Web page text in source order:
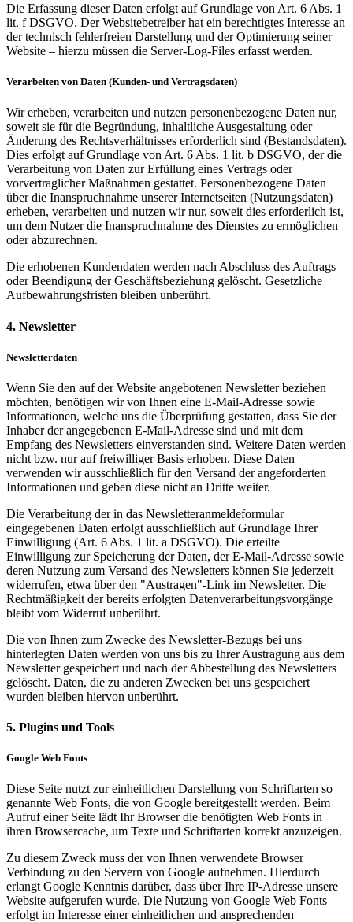
Die Erfassung dieser Daten erfolgt auf Grundlage von Art. 6 Abs. 1
lit. f DSGVO. Der Websitebetreiber hat ein berechtigtes Interesse an
der technisch fehlerfreien Darstellung und der Optimierung seiner
Website – hierzu müssen die Server-Log-Files erfasst werden.
Verarbeiten von Daten (Kunden- und Vertragsdaten)
Wir erheben, verarbeiten und nutzen personenbezogene Daten nur,
soweit sie für die Begründung, inhaltliche Ausgestaltung oder
Änderung des Rechtsverhältnisses erforderlich sind (Bestandsdaten).
Dies erfolgt auf Grundlage von Art. 6 Abs. 1 lit. b DSGVO, der die
Verarbeitung von Daten zur Erfüllung eines Vertrags oder
vorvertraglicher Maßnahmen gestattet. Personenbezogene Daten
über die Inanspruchnahme unserer Internetseiten (Nutzungsdaten)
erheben, verarbeiten und nutzen wir nur, soweit dies erforderlich ist,
um dem Nutzer die Inanspruchnahme des Dienstes zu ermöglichen
oder abzurechnen.
Die erhobenen Kundendaten werden nach Abschluss des Auftrags
oder Beendigung der Geschäftsbeziehung gelöscht. Gesetzliche
Aufbewahrungsfristen bleiben unberührt.
4. Newsletter
Newsletterdaten
Wenn Sie den auf der Website angebotenen Newsletter beziehen
möchten, benötigen wir von Ihnen eine E-Mail-Adresse sowie
Informationen, welche uns die Überprüfung gestatten, dass Sie der
Inhaber der angegebenen E-Mail-Adresse sind und mit dem
Empfang des Newsletters einverstanden sind. Weitere Daten werden
nicht bzw. nur auf freiwilliger Basis erhoben. Diese Daten
verwenden wir ausschließlich für den Versand der angeforderten
Informationen und geben diese nicht an Dritte weiter.
Die Verarbeitung der in das Newsletteranmeldeformular
eingegebenen Daten erfolgt ausschließlich auf Grundlage Ihrer
Einwilligung (Art. 6 Abs. 1 lit. a DSGVO). Die erteilte
Einwilligung zur Speicherung der Daten, der E-Mail-Adresse sowie
deren Nutzung zum Versand des Newsletters können Sie jederzeit
widerrufen, etwa über den "Austragen"-Link im Newsletter. Die
Rechtmäßigkeit der bereits erfolgten Datenverarbeitungsvorgänge
bleibt vom Widerruf unberührt.
Die von Ihnen zum Zwecke des Newsletter-Bezugs bei uns
hinterlegten Daten werden von uns bis zu Ihrer Austragung aus dem
Newsletter gespeichert und nach der Abbestellung des Newsletters
gelöscht. Daten, die zu anderen Zwecken bei uns gespeichert
wurden bleiben hiervon unberührt.
5. Plugins und Tools
Google Web Fonts
Diese Seite nutzt zur einheitlichen Darstellung von Schriftarten so
genannte Web Fonts, die von Google bereitgestellt werden. Beim
Aufruf einer Seite lädt Ihr Browser die benötigten Web Fonts in
ihren Browsercache, um Texte und Schriftarten korrekt anzuzeigen.
Zu diesem Zweck muss der von Ihnen verwendete Browser
Verbindung zu den Servern von Google aufnehmen. Hierdurch
erlangt Google Kenntnis darüber, dass über Ihre IP-Adresse unsere
Website aufgerufen wurde. Die Nutzung von Google Web Fonts
erfolgt im Interesse einer einheitlichen und ansprechenden